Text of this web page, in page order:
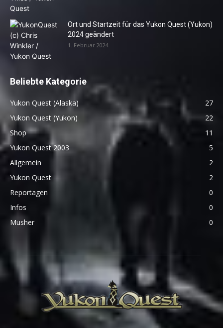
Ort und Startzeit für das Yukon Quest (Yukon)
2024 geändert
1. Februar 2024
Beliebte Kategorie
Yukon Quest (Alaska)
27
Yukon Quest (Yukon)
22
Shop
11
Yukon Quest 2003
5
Allgemein
2
Yukon Quest
2
Reportagen
0
Infos
0
Musher
0